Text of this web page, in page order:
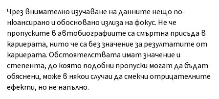
Чрез внимателно изучаване на данните нещо по-
нюансирано и обосновано излиза на фокус. Не че
пропуските в автобиографиите са смъртна присъда в
кариерата, нито че са без значение за резултатите от
кариерата. Обстоятелствата имат значение и
степента, до която подобни пропуски могат да бъдат
обяснени, може в някои случаи да смекчи отрицателните
ефекти, но не напълно.